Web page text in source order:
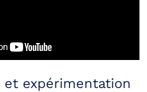
et expérimentation